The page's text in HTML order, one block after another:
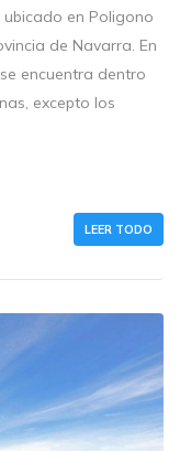
ubicado en Poligono
de Navarra. En
encuentra dentro
excepto los
LEER TODO